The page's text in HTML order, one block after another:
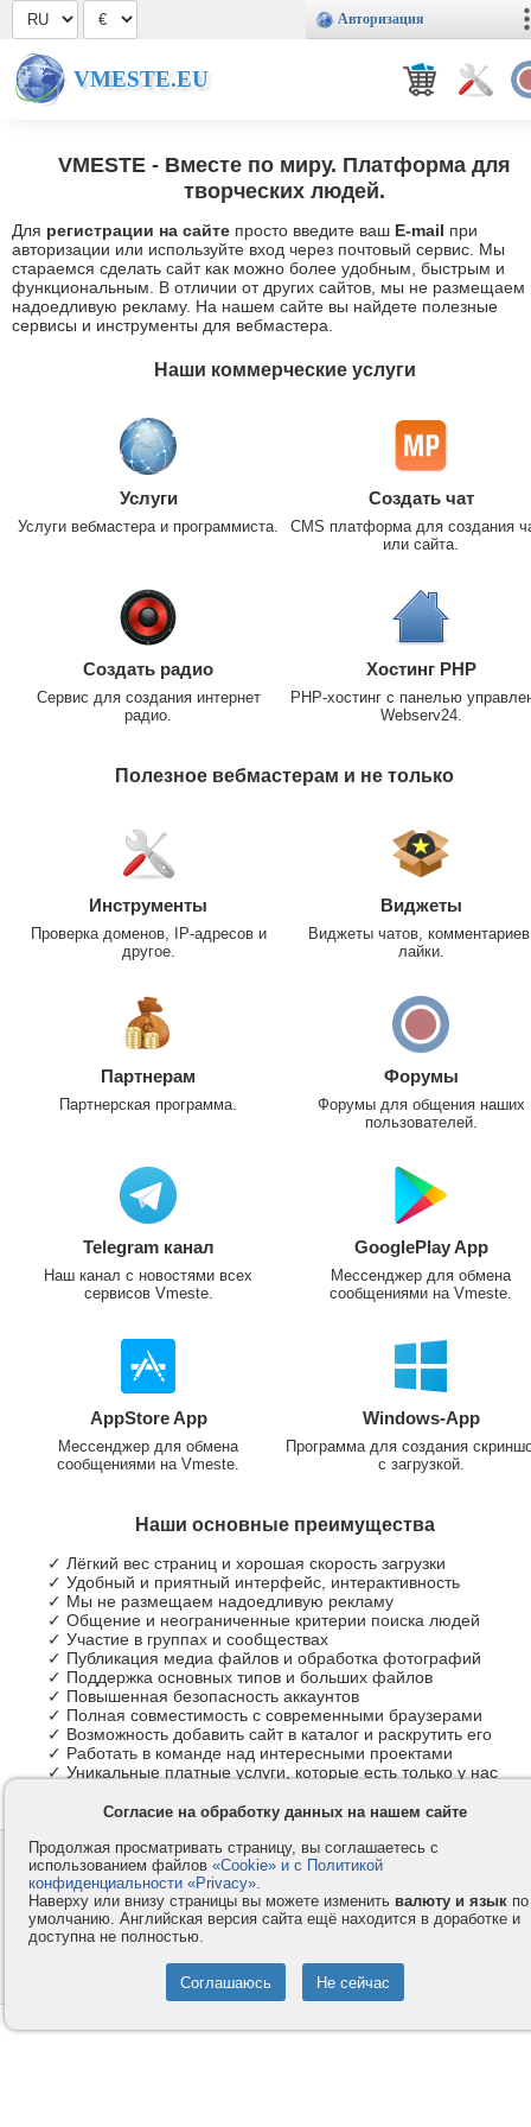
Авторизация
VMESTE.EU
VMESTE - Вместе по миру. Платформа для
творческих людей.
Для регистрации на сайте просто введите ваш E-mail при
авторизации или используйте вход через почтовый сервис. Мы
стараемся сделать сайт как можно более удобным, быстрым и
функциональным. В отличии от других сайтов, мы не размещаем
надоедливую рекламу. На нашем сайте вы найдете полезные
сервисы и инструменты для вебмастера.
Наши коммерческие услуги
Услуги
Услуги вебмастера и программиста.
Создать чат
CMS платформа для создания
или сайта.
Создать радио
Сервис для создания интернет
радио.
Хостинг PHP
PHP-хостинг с панелью
Webserv24.
Полезное вебмастерам и не только
Инструменты
Проверка доменов, IP-адресов и
другое.
Виджеты
Виджеты чатов,
лайки.
Партнерам
Партнерская программа.
Форумы
Форумы для общения наших
пользователей.
Telegram канал
Наш канал с новостями всех
сервисов Vmeste.
GooglePlay App
Мессенджер для обмена
сообщениями на Vmeste.
AppStore App
Мессенджер для обмена
сообщениями на Vmeste.
Windows-App
Программа для создания
с загрузкой.
Наши основные преимущества
✓ Лёгкий вес страниц и хорошая скорость загрузки
✓ Удобный и приятный интерфейс, интерактивность
✓ Мы не размещаем надоедливую рекламу
✓ Общение и неограниченные критерии поиска людей
✓ Участие в группах и сообществах
✓ Публикация медиа файлов и обработка фотографий
✓ Поддержка основных типов и больших файлов
✓ Повышенная безопасность аккаунтов
✓ Полная совместимость с современными браузерами
✓ Возможность добавить сайт в каталог и раскрутить его
✓ Работать в команде над интересными проектами
✓ Уникальные платные услуги, которые есть только у нас
Контакты
Компания
Privacy и Cookie
Услуги
Как оплатить
Помощь
© 2008-2026
- Все права защищены.
Согласие на обработку данных на нашем сайте
Продолжая просматривать страницу, вы соглашаетесь с
использованием файлов «Cookie» и с Политикой
конфиденциальности «Privacy».
Наверху или внизу страницы вы можете изменить валюту и язык по
умолчанию. Английская версия сайта ещё находится в доработке и
доступна не полностью.